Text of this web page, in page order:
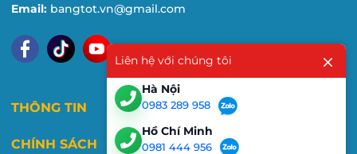
Email: bangtot.vn@gmail.com
THÔNG TIN
CHÍNH SÁCH
Liên hệ với chúng tôi
Hà Nội
0983 289 958
Hồ Chí Minh
0981 444 956